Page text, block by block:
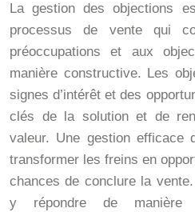
La gestion des objections
processus de vente qui
préoccupations et aux
manière constructive. Les
signes d’intérêt et des
clés de la solution et de
valeur. Une gestion efficace
transformer les freins en
chances de conclure la
y répondre de manière